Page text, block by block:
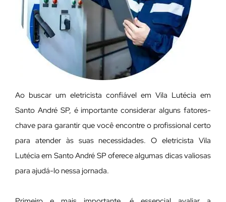
Ao buscar um eletricista confiável em Vila Lutécia em
Santo André SP, é importante considerar alguns fatores-
chave para garantir que você encontre o profissional certo
para atender às suas necessidades. O eletricista Vila
Lutécia em Santo André SP oferece algumas dicas valiosas
para ajudá-lo nessa jornada.